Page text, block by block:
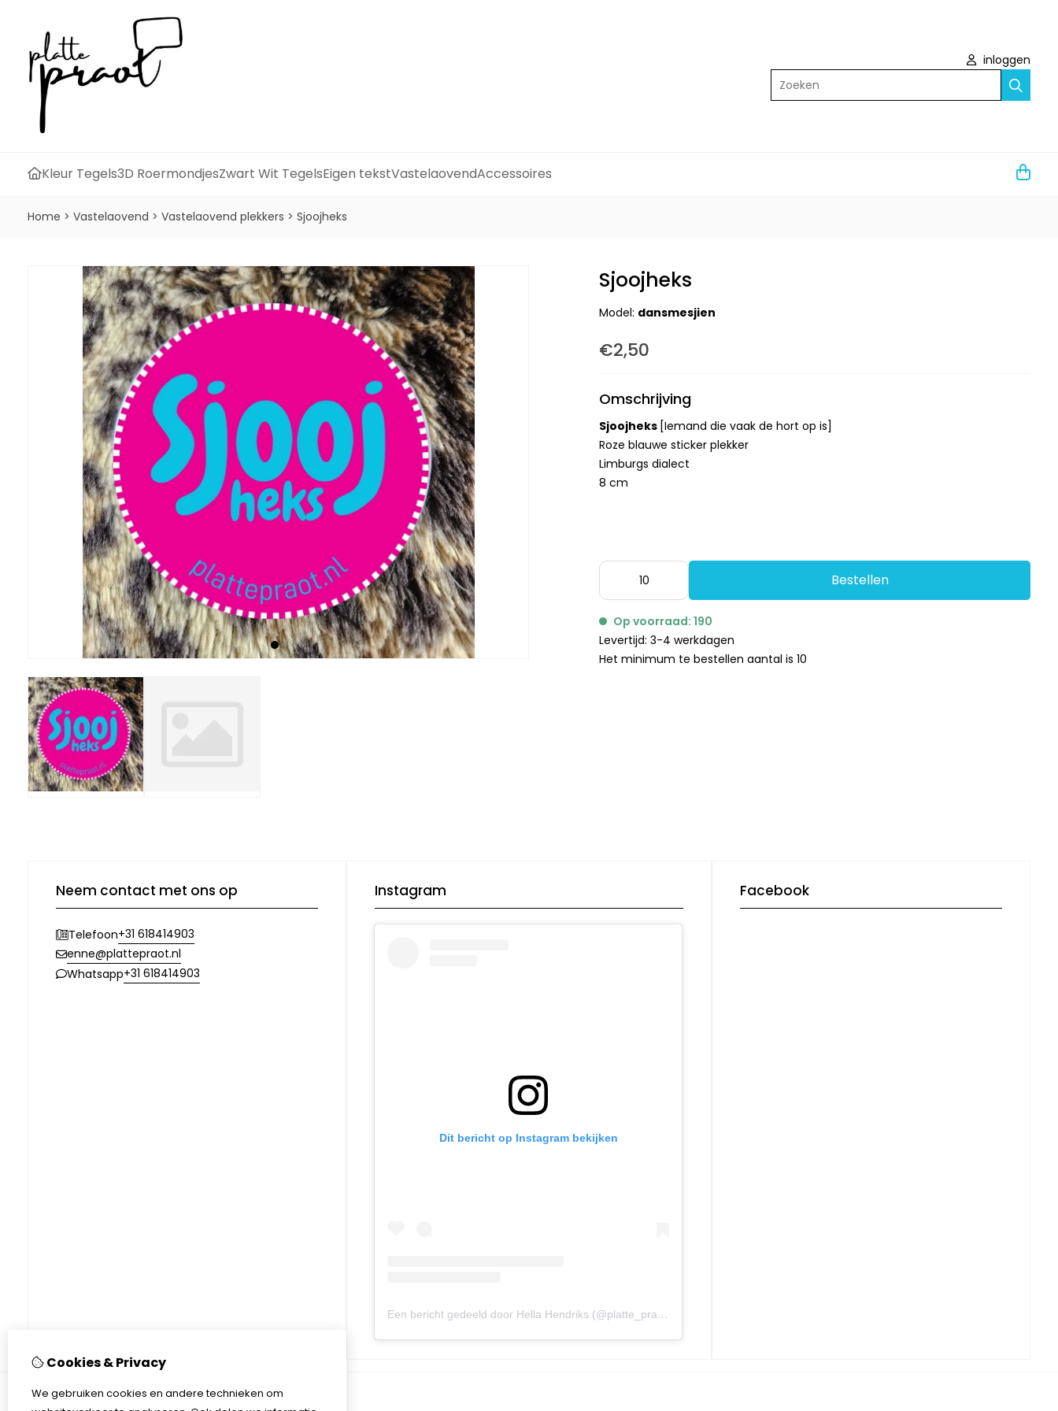
inloggen
Zoeken
Kleur Tegels3D RoermondjesZwart Wit TegelsEigen tekstVastelaovendAccessoires
Home > Vastelaovend > Vastelaovend plekkers > Sjoojheks
Sjoojheks
Model: dansmesjien
€2,50
Omschrijving
Sjoojheks [Iemand die vaak de hort op is]
Roze blauwe sticker plekker
Limburgs dialect
8 cm
Bestellen
Op voorraad: 190
Levertijd: 3-4 werkdagen
Het minimum te bestellen aantal is 10
Neem contact met ons op
Telefoon+31 618414903
enne@plattepraot.nl
Whatsapp+31 618414903
Instagram
Dit bericht op Instagram bekijken
Een bericht gedeeld door Hella Hendriks (@platte_praot)
Facebook
Cookies & Privacy
We gebruiken cookies en andere technieken om